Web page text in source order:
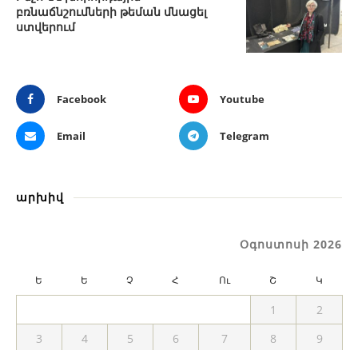
բռնաճնշումների թեման մնացել
ստվերում
Facebook Youtube
Email Telegram
արխիվ
Օգոստոսի 2026
Ե Ե Չ Հ Ու Շ Կ
1
2
3
4 5 6 7 8
9